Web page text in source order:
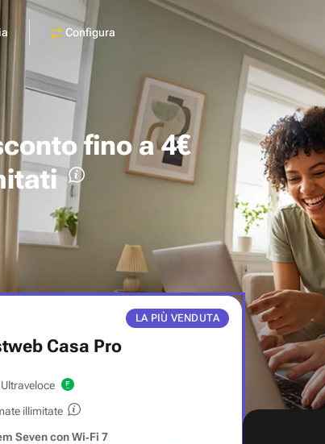
Configura
fino a 4€
LA PIÙ VENDUTA
Casa Pro
illimitate
Seven con Wi‑Fi 7